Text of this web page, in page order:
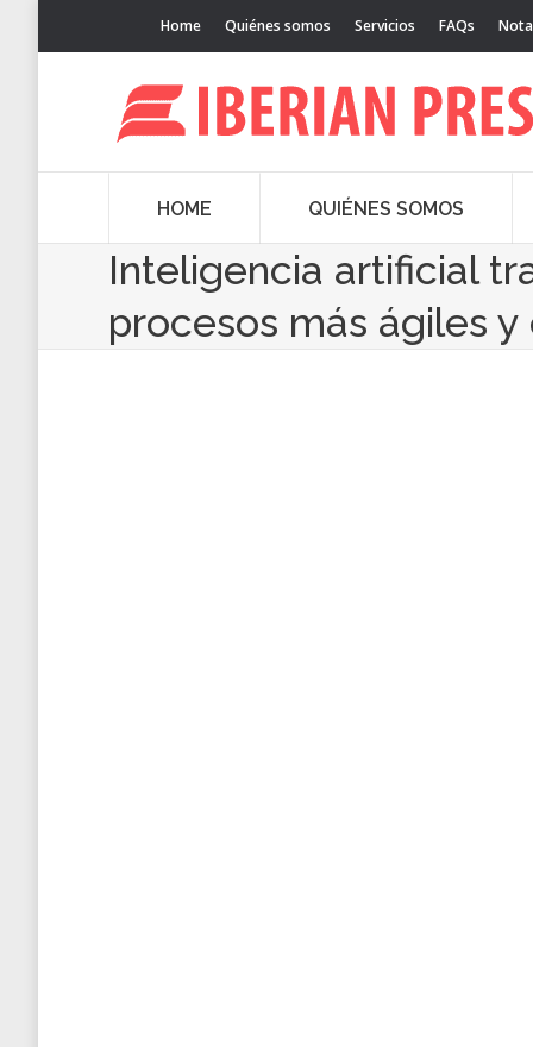
Home Quiénes somos Servicios FAQs
HOME QUIÉNES SOMOS
Inteligencia artificial
procesos más ágiles